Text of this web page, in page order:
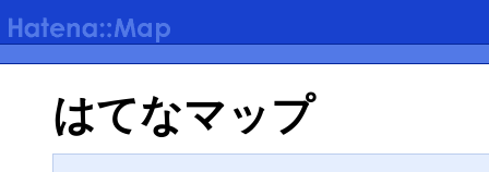
はてなマップ